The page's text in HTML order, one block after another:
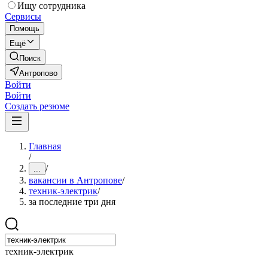
Ищу сотрудника
Сервисы
Помощь
Ещё
Поиск
Антропово
Войти
Войти
Создать резюме
Главная
/
... /
вакансии в Антропове/
техник-электрик/
за последние три дня
техник-электрик